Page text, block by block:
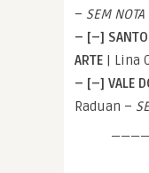
– SEM NOTA
– [–]
ARTE | Lina
– [–] VALE
Raduan –